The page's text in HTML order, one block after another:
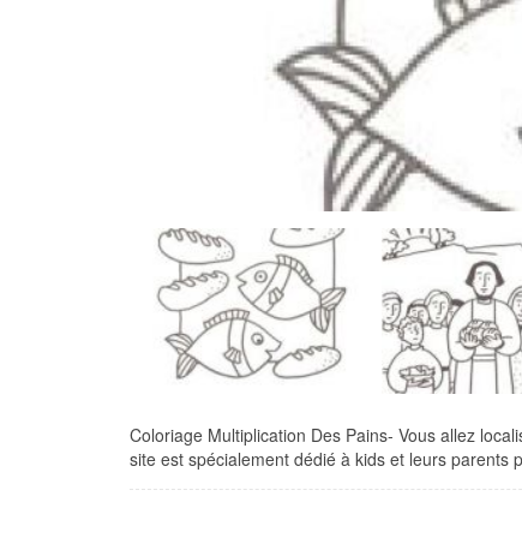
Coloriage Multiplication Des Pains- Vous allez
site est spécialement dédié à kids et leurs parents